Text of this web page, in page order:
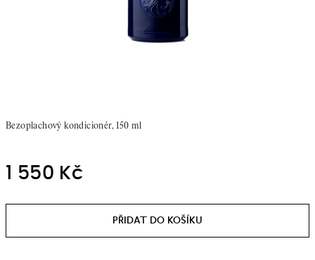
Bezoplachový kondicionér, 150 ml
1 550 Kč